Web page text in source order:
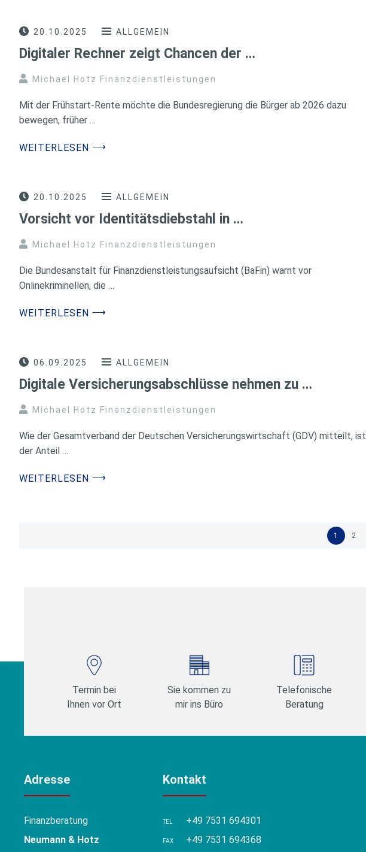
20.10.2025 ALLGEMEIN
Digitaler Rechner zeigt Chancen der …
Michael Hotz Finanzdienstleistungen
Mit der Frühstart-Rente möchte die Bundesregierung die Bürger ab 2026 dazu
bewegen, früher …
WEITERLESEN ⟶
20.10.2025 ALLGEMEIN
Vorsicht vor Identitätsdiebstahl in …
Michael Hotz Finanzdienstleistungen
Die Bundesanstalt für Finanzdienstleistungsaufsicht (BaFin) warnt vor
Onlinekriminellen, die …
WEITERLESEN ⟶
06.09.2025 ALLGEMEIN
Digitale Versicherungsabschlüsse nehmen zu …
Michael Hotz Finanzdienstleistungen
Wie der Gesamtverband der Deutschen Versicherungswirtschaft (GDV) mitteilt, ist
der Anteil …
WEITERLESEN ⟶
1 2
Termin bei
Ihnen vor Ort
Sie kommen zu
mir ins Büro
Telefonische
Beratung
Adresse
Finanzberatung
Neumann & Hotz
Kontakt
TEL +49 7531 694301
FAX +49 7531 694368